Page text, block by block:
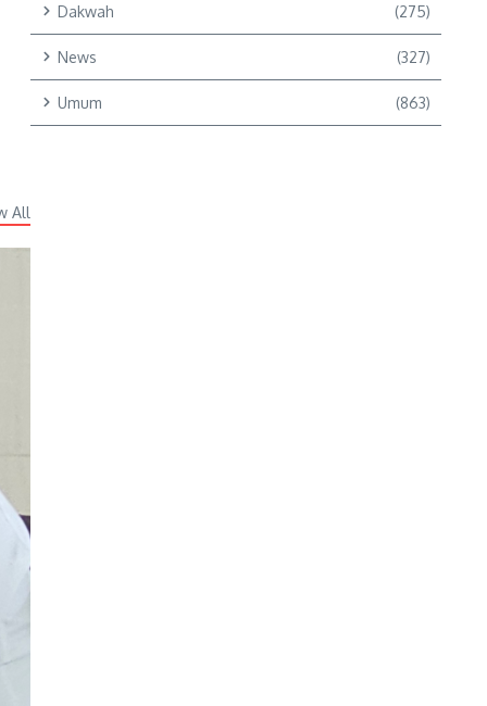
All
Dakwah (275)
News (327)
Umum (863)